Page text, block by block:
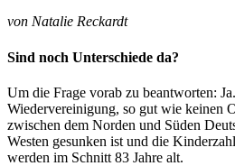
von Natalie Reckardt
Sind noch Unterschiede da?
Um die Frage vorab zu beantworten:
Wiedervereinigung, so gut wie keinen
zwischen dem Norden und Süden
Westen gesunken ist und die
werden im Schnitt 83 Jahre alt.